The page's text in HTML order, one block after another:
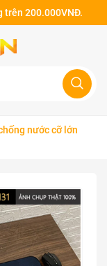
trên 200.000VNĐ.
nước cỡ lớn